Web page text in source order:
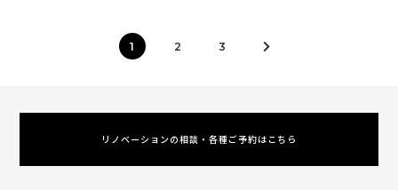
1 2 3
リノベーションの相談・各種ご予約はこちら